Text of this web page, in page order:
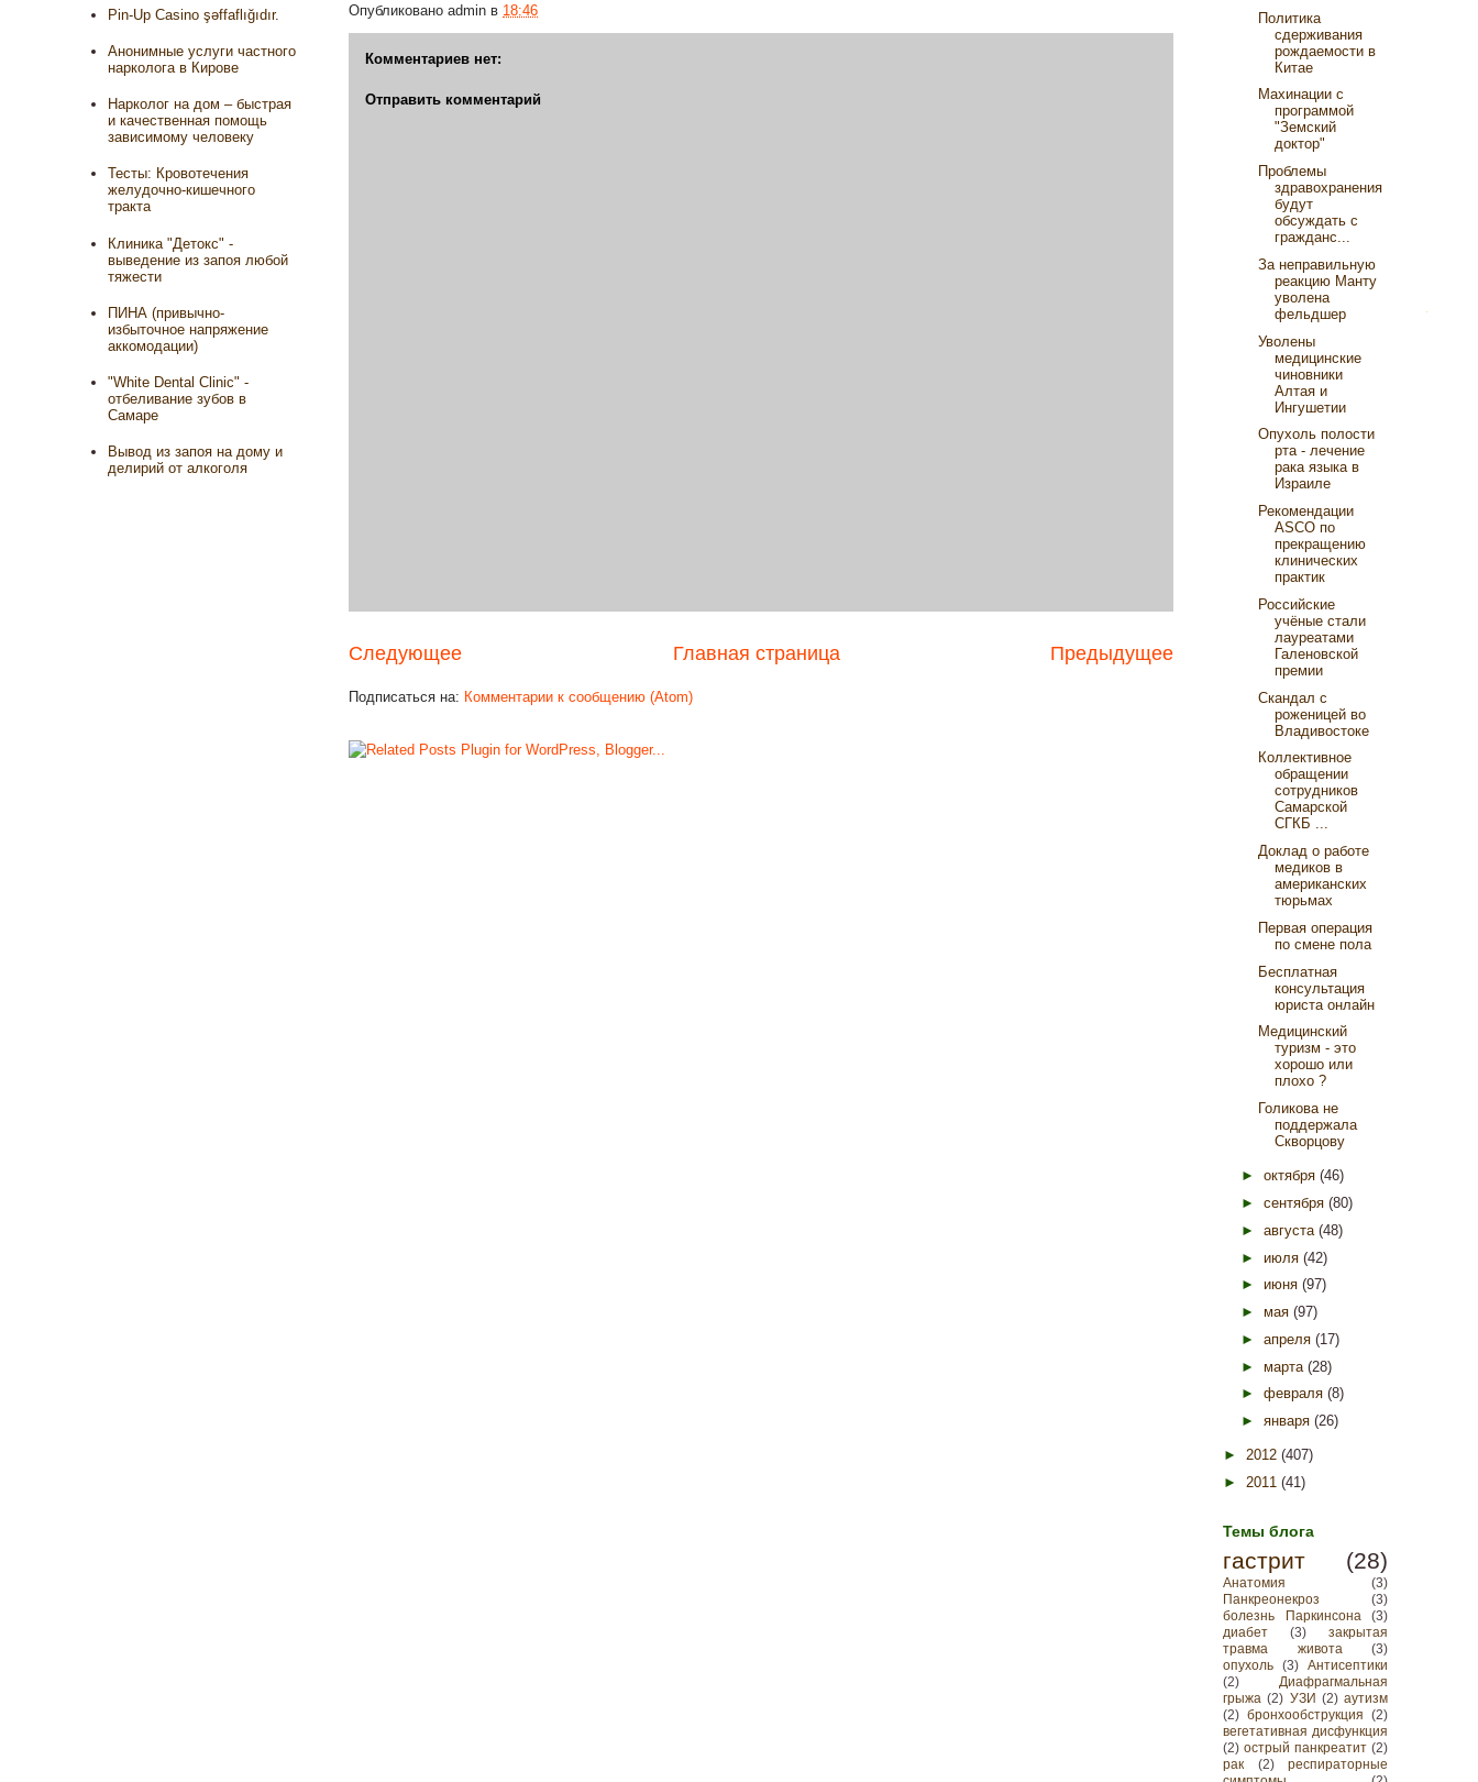
Опубликовано admin в 18:46
Комментариев нет:
Отправить комментарий
Следующее Предыдущее
Главная страница
Подписаться на: Комментарии к сообщению (Atom)
Pin-Up Casino şəffaflığıdır.
Анонимные услуги частного
нарколога в Кирове
Нарколог на дом – быстрая
и качественная помощь
зависимому человеку
Тесты: Кровотечения
желудочно-кишечного
тракта
Клиника "Детокс" -
выведение из запоя любой
тяжести
ПИНА (привычно-
избыточное напряжение
аккомодации)
"White Dental Clinic" -
отбеливание зубов в
Самаре
Вывод из запоя на дому и
делирий от алкоголя
Политика
сдерживания
рождаемости в
Китае
Махинации с
программой
"Земский
доктор"
Проблемы
здравохранения
будут
обсуждать с
гражданс...
За неправильную
реакцию Манту
уволена
фельдшер
Уволены
медицинские
чиновники
Алтая и
Ингушетии
Опухоль полости
рта - лечение
рака языка в
Израиле
Рекомендации
ASCO по
прекращению
клинических
практик
Российские
учёные стали
лауреатами
Галеновской
премии
Скандал с
роженицей во
Владивостоке
Коллективное
обращении
сотрудников
Самарской
СГКБ ...
Доклад о работе
медиков в
американских
тюрьмах
Первая операция
по смене пола
Бесплатная
консультация
юриста онлайн
Медицинский
туризм - это
хорошо или
плохо ?
Голикова не
поддержала
Скворцову
► октября (46)
► сентября (80)
► августа (48)
► июля (42)
► июня (97)
► мая (97)
► апреля (17)
► марта (28)
► февраля (8)
► января (26)
► 2012 (407)
► 2011 (41)
Темы блога
гастрит (28)
Анатомия
(3)
Панкреонекроз
(3)
болезнь Паркинсона
(3)
диабет
(3)
закрытая
травма живота
(3)
опухоль
(3)
Антисептики
(2)
Диафрагмальная
грыжа (2) УЗИ (2) аутизм
(2) бронхообструкция
(2)
вегетативная дисфункция
(2) острый панкреатит (2)
рак
(2)
респираторные